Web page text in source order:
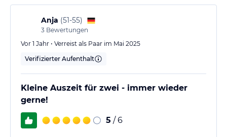
gegen Gebühr.
Anja (51-55)
3 Bewertungen
Vor 1 Jahr • Verreist als Paar im Mai 2025
Verifizierter Aufenthalt
Kleine Auszeit für zwei - immer wieder
gerne!
5 / 6